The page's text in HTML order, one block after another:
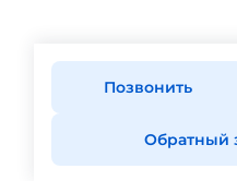
Позвонить
Обратный